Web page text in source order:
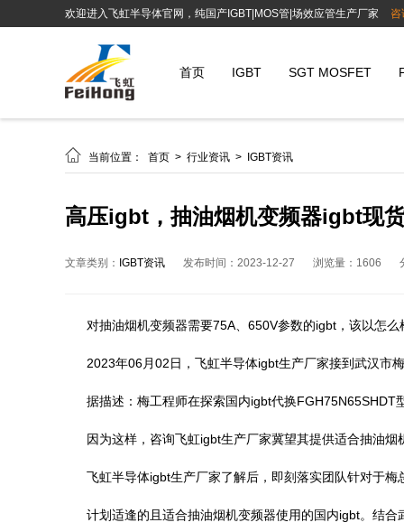
欢迎进入飞虹半导体官网，纯国产IGBT|MOS管|场效应管生产厂家
首页 IGBT SGT MOSFET
 当前位置： 首页 > 行业资讯 > IGBT资讯
高压igbt，抽油烟机变频器igbt现
文章类别： IGBT资讯 发布时间：2023-12-27 浏览量：1606
对抽油烟机变频器需要75A、650V参数的igbt，该以怎
2023年06月02日，飞虹半导体igbt生产厂家接到武汉市
据描述：梅工程师在探索国内igbt代换
因为这样，咨询飞虹igbt生产厂家冀望其提供适合抽油
飞虹半导体igbt生产厂家了解后，即刻落实团队针对于梅
计划适逢的且适合抽油烟机变频器使用的国内igbt。结